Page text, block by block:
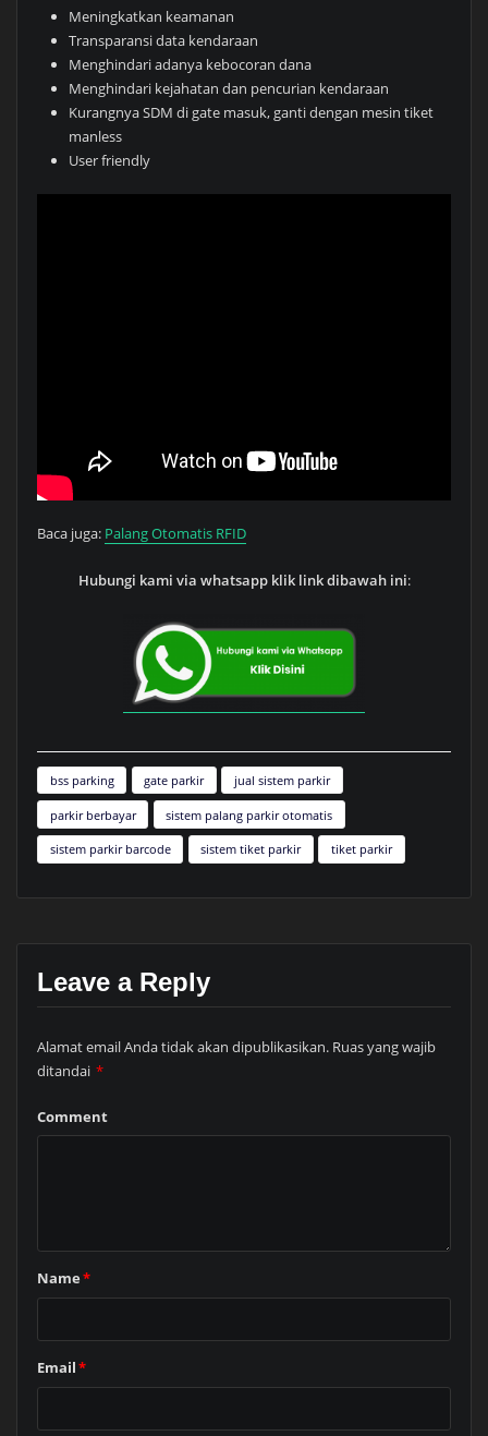
Meningkatkan keamanan
Transparansi data kendaraan
Menghindari adanya kebocoran dana
Menghindari kejahatan dan pencurian kendaraan
Kurangnya SDM di gate masuk, ganti dengan mesin tiket
manless
User friendly
Baca juga: Palang Otomatis RFID
Hubungi kami via whatsapp klik link dibawah ini:
bss parking gate parkir jual sistem parkir
parkir berbayar sistem palang parkir otomatis
sistem parkir barcode sistem tiket parkir tiket parkir
Leave a Reply
Alamat email Anda tidak akan dipublikasikan. Ruas yang wajib
ditandai *
Comment
Name*
Email*